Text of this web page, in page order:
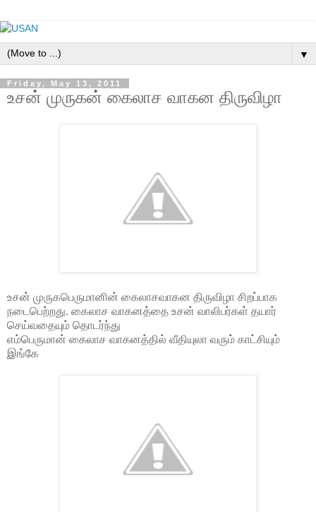
▼
Friday, May 13, 2011
உசன் முருகன் கைலாச வாகன திருவிழா
உசன் முருகபெருமானின் கைலாசவாகன திருவிழா சிறப்பாக
நடைபெற்றது. கைலாச வாகனத்தை உசன் வாலிபர்கள் தயார்
செய்வதையும் தொடர்ந்து
எம்பெருமான் கைலாச வாகனத்தில் வீதியுலா வரும் காட்சியும்
இங்கே